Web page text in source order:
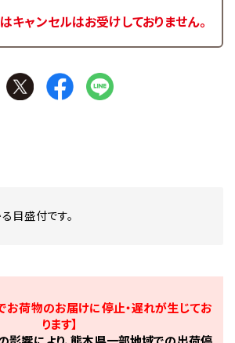
ャンセルはお受けしておりません。
目盛付です。
お荷物のお届けに停止・遅れが生じてお
ります】